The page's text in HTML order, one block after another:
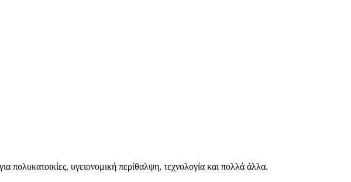
πολυκατοικίες, υγειονομική περίθαλψη, τεχνολογία και πολλά άλλα.